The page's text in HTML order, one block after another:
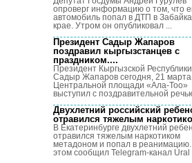
опроверг информацию о том, что
автомобиль попал в ДТП в
крае. Утром он опубликовал ...
Президент Садыр Жапаров
поздравил кыргызстанцев с
праздником....
Президент Кыргызской Республики
Садыр Жапаров сегодня, 21
Центральной площади «Ала-Тоо»
выступил с поздравительной
Двухлетний российский
отравился тяжелым
В Екатеринбурге двухлетний
отравился тяжелым наркотиком
метадоном и попал в
этом сообщил Telegram-канал Ural